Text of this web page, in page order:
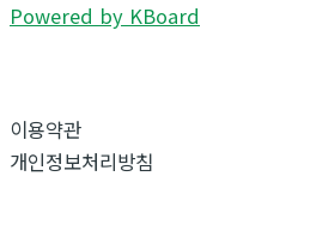
Powered by KBoard
이용약관
개인정보처리방침